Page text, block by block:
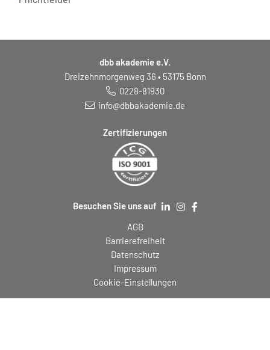
dbb akademie e.V.
Dreizehnmorgenweg 36 • 53175 Bonn
0228-81930
info@dbbakademie.de
Zertifizierungen
Besuchen Sie uns auf
AGB
Barrierefreiheit
Datenschutz
Impressum
Cookie-Einstellungen